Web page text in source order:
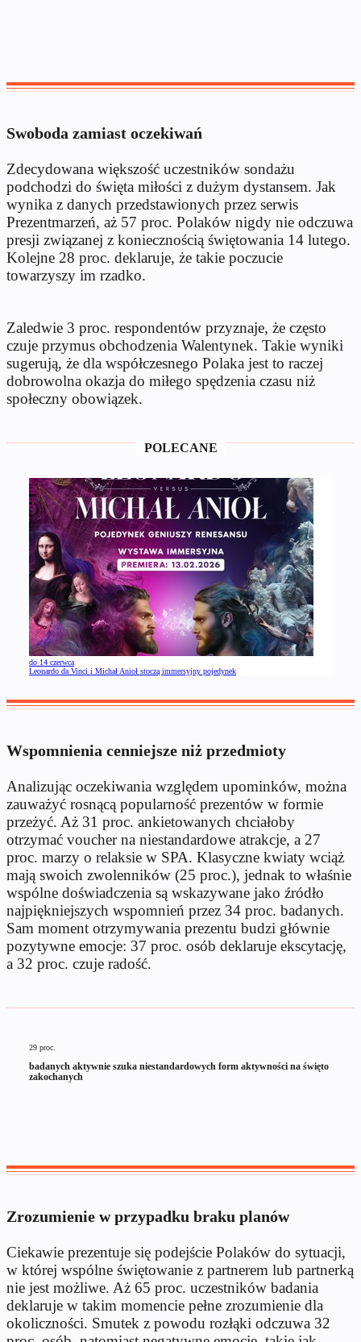
Swoboda zamiast oczekiwań
Zdecydowana większość uczestników sondażu
podchodzi do święta miłości z dużym dystansem. Jak
wynika z danych przedstawionych przez serwis
Prezentmarzeń, aż 57 proc. Polaków nigdy nie odczuwa
presji związanej z koniecznością świętowania 14 lutego.
Kolejne 28 proc. deklaruje, że takie poczucie
towarzyszy im rzadko.
Zaledwie 3 proc. respondentów przyznaje, że często
czuje przymus obchodzenia Walentynek. Takie wyniki
sugerują, że dla współczesnego Polaka jest to raczej
dobrowolna okazja do miłego spędzenia czasu niż
społeczny obowiązek.
POLECANE
do 14 czerwca
Leonardo da Vinci i Michał Anioł stoczą immersyjny pojedynek
Wspomnienia cenniejsze niż przedmioty
Analizując oczekiwania względem upominków, można
zauważyć rosnącą popularność prezentów w formie
przeżyć. Aż 31 proc. ankietowanych chciałoby
otrzymać voucher na niestandardowe atrakcje, a 27
proc. marzy o relaksie w SPA. Klasyczne kwiaty wciąż
mają swoich zwolenników (25 proc.), jednak to właśnie
wspólne doświadczenia są wskazywane jako źródło
najpiękniejszych wspomnień przez 34 proc. badanych.
Sam moment otrzymywania prezentu budzi głównie
pozytywne emocje: 37 proc. osób deklaruje ekscytację,
a 32 proc. czuje radość.
29 proc.
badanych aktywnie szuka niestandardowych form aktywności na święto
zakochanych
Zrozumienie w przypadku braku planów
Ciekawie prezentuje się podejście Polaków do sytuacji,
w której wspólne świętowanie z partnerem lub partnerką
nie jest możliwe. Aż 65 proc. uczestników badania
deklaruje w takim momencie pełne zrozumienie dla
okoliczności. Smutek z powodu rozłąki odczuwa 32